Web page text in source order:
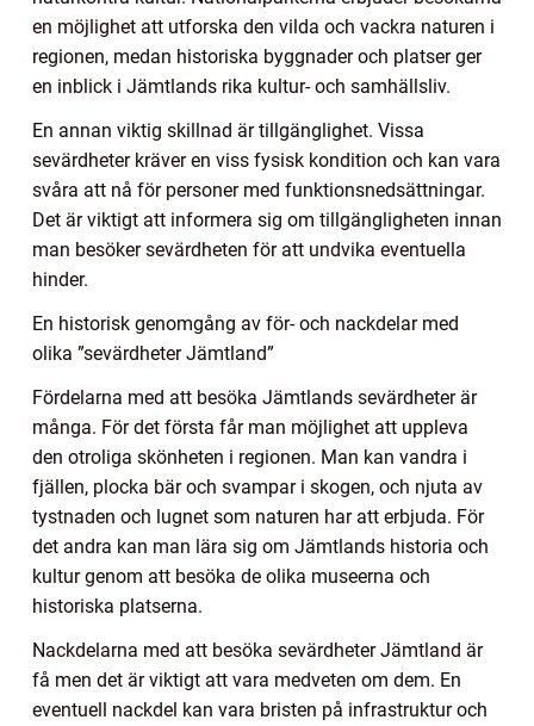
en möjlighet att utforska den vilda och vackra naturen i
regionen, medan historiska byggnader och platser ger
en inblick i Jämtlands rika kultur- och samhällsliv.
En annan viktig skillnad är tillgänglighet. Vissa
sevärdheter kräver en viss fysisk kondition och kan vara
svåra att nå för personer med funktionsnedsättningar.
Det är viktigt att informera sig om tillgängligheten innan
man besöker sevärdheten för att undvika eventuella
hinder.
En historisk genomgång av för- och nackdelar med
olika ”sevärdheter Jämtland”
Fördelarna med att besöka Jämtlands sevärdheter är
många. För det första får man möjlighet att uppleva
den otroliga skönheten i regionen. Man kan vandra i
fjällen, plocka bär och svampar i skogen, och njuta av
tystnaden och lugnet som naturen har att erbjuda. För
det andra kan man lära sig om Jämtlands historia och
kultur genom att besöka de olika museerna och
historiska platserna.
Nackdelarna med att besöka sevärdheter Jämtland är
få men det är viktigt att vara medveten om dem. En
eventuell nackdel kan vara bristen på infrastruktur och